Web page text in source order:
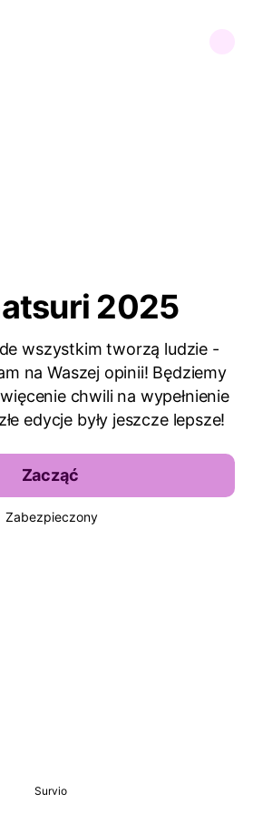
2025
wszystkim tworzą ludzie -
na Waszej opinii! Będziemy
chwili na wypełnienie
edycje były jeszcze lepsze!
Zacząć
Zabezpieczony
Survio